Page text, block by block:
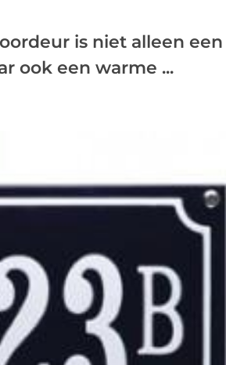
is niet alleen een
ook een warme ...